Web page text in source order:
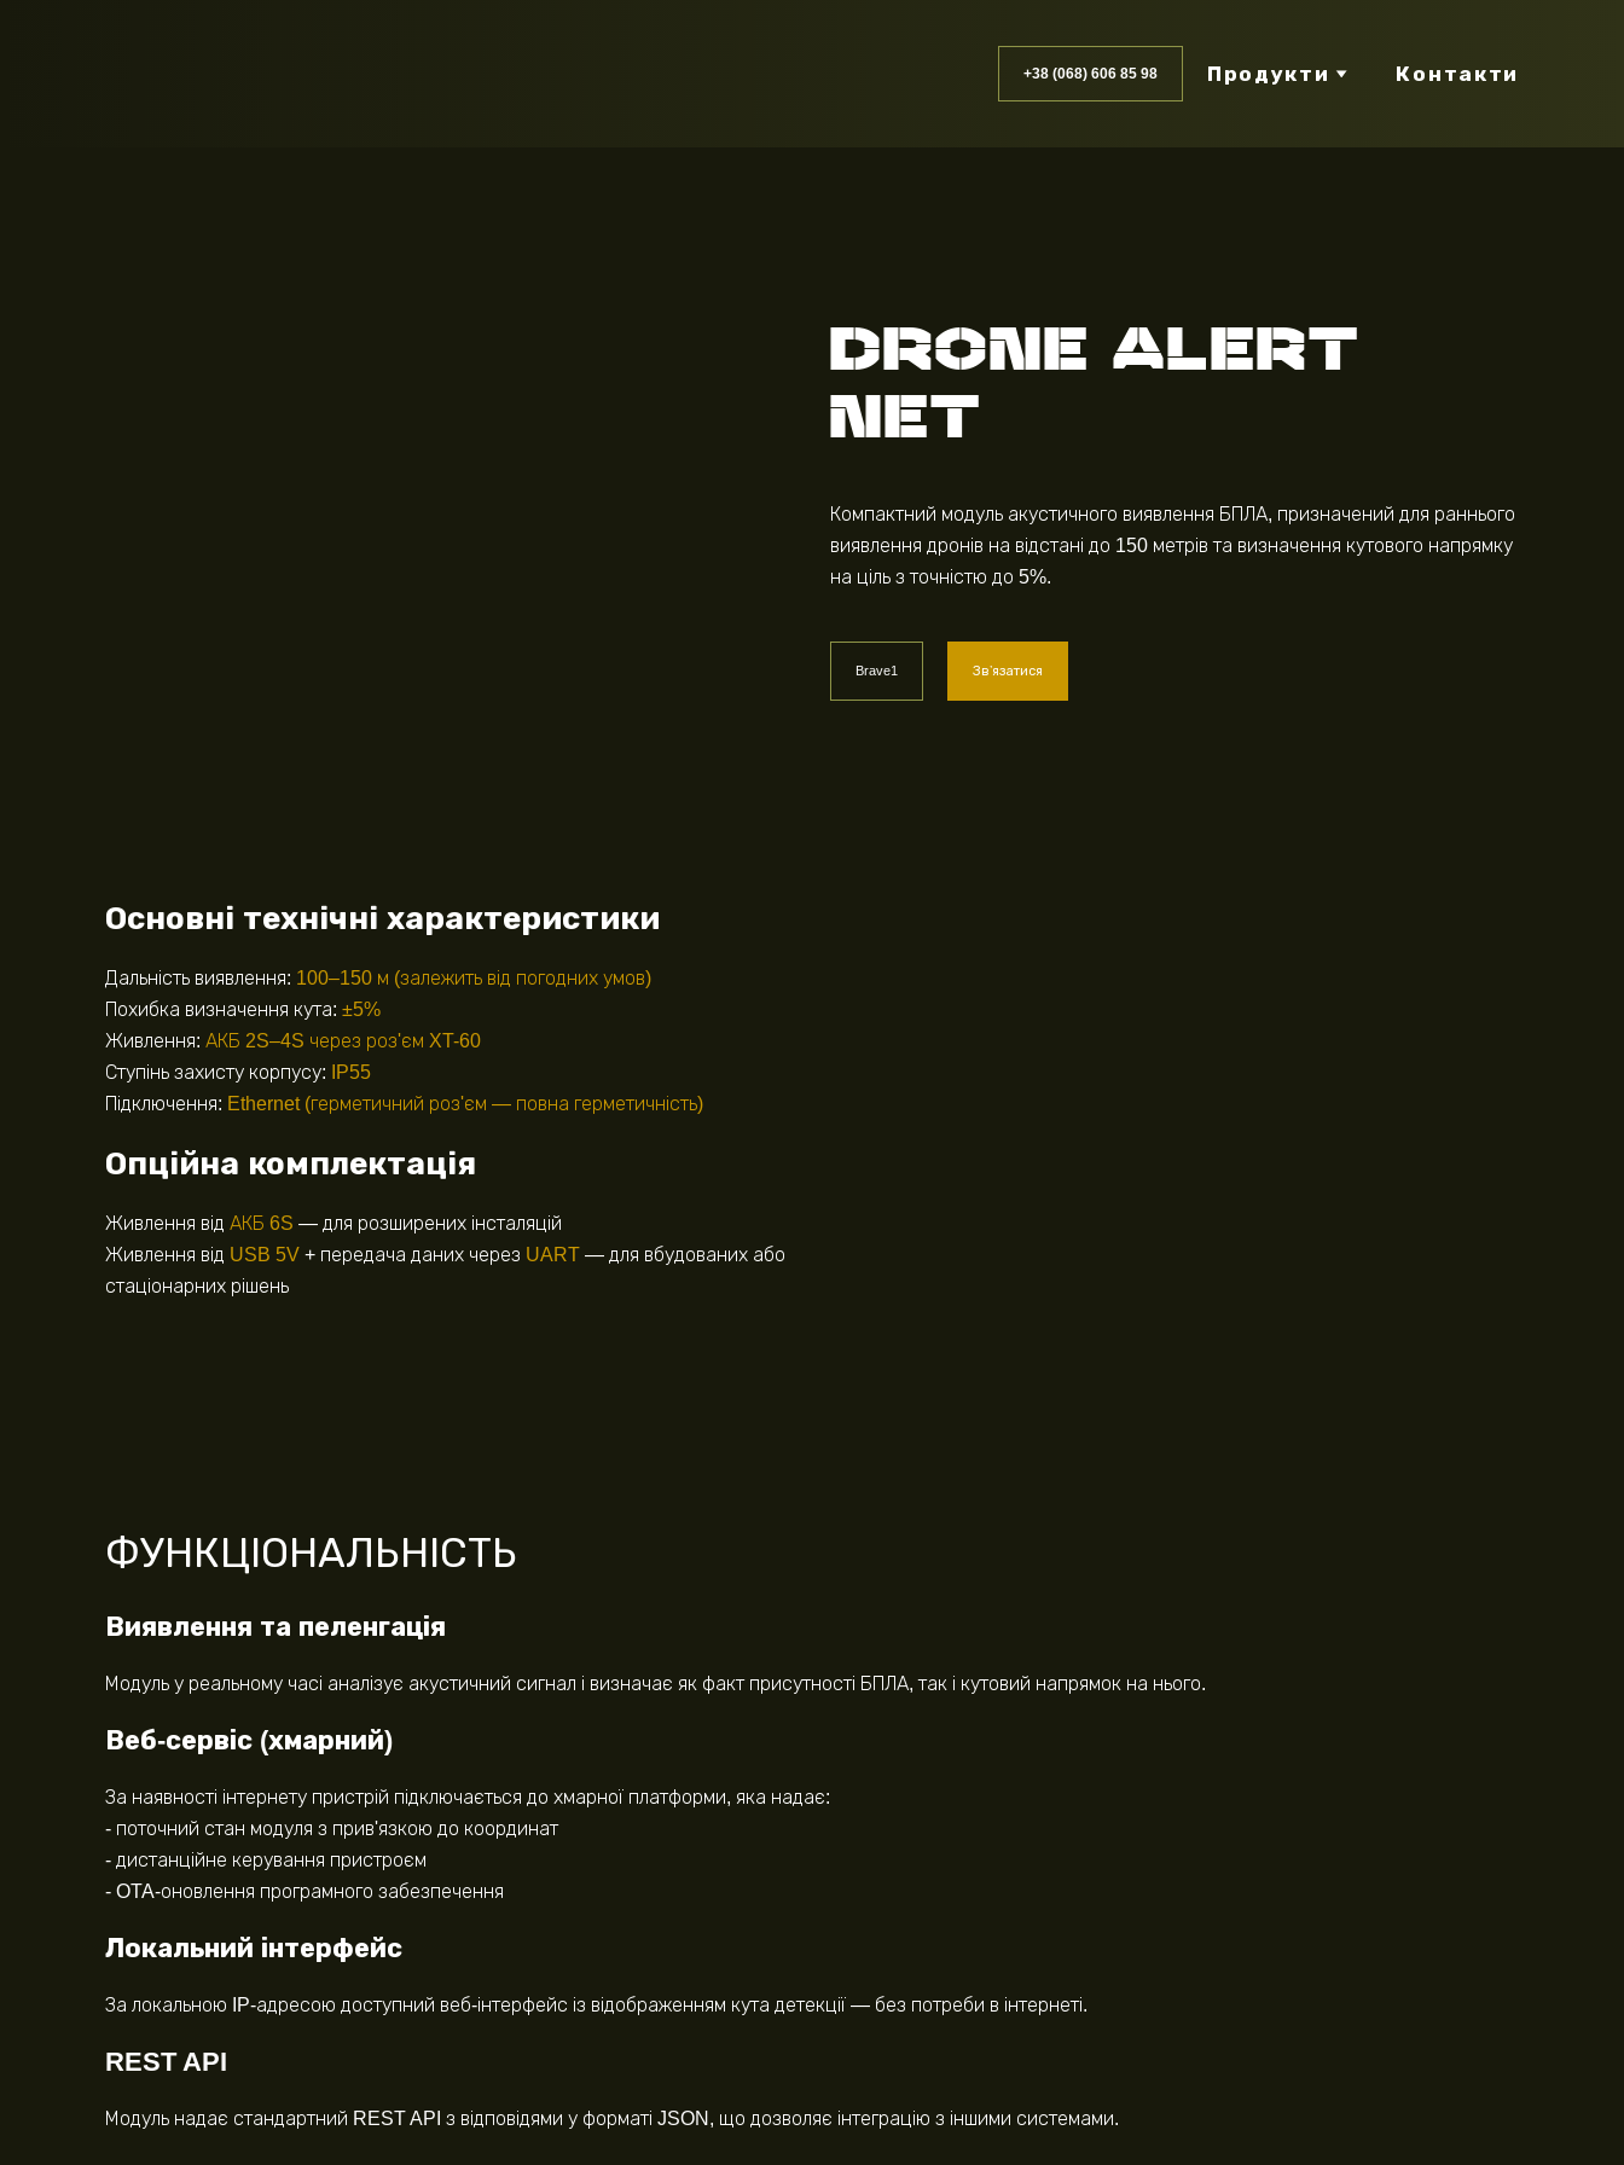
+38 (068) 606 85 98 Продукти Контакти
DRONE ALERT
NET
Компактний модуль акустичного виявлення БПЛА, призначений для раннього
виявлення дронів на відстані до 150 метрів та визначення кутового напрямку
на ціль з точністю до 5%.
Brave1 Звʼязатися
Основні технічні характеристики
Дальність виявлення: 100–150 м (залежить від погодних умов)
Похибка визначення кута: ±5%
Живлення: АКБ 2S–4S через роз'єм XT-60
Ступінь захисту корпусу:
IP55
Підключення: Ethernet (герметичний роз'єм — повна герметичність)
Опційна комплектація
Живлення від АКБ 6S — для розширених інсталяцій
Живлення від USB 5V + передача даних через UART — для вбудованих або
стаціонарних рішень
ФУНКЦІОНАЛЬНІСТЬ
Виявлення та пеленгація
Модуль у реальному часі аналізує акустичний сигнал і визначає як факт присутності БПЛА, так і кутовий напрямок на нього.
Веб-сервіс (хмарний)
За наявності інтернету пристрій підключається до хмарної платформи, яка надає:
- поточний стан модуля з прив'язкою до координат
- дистанційне керування пристроєм
- OTA-оновлення програмного забезпечення
Локальний інтерфейс
За локальною IP-адресою доступний веб-інтерфейс із відображенням кута детекції — без потреби в інтернеті.
REST API
Модуль надає стандартний REST API з відповідями у форматі JSON, що дозволяє інтеграцію з іншими системами.